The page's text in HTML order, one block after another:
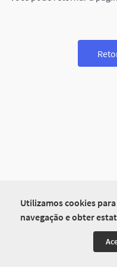
Utilizamos cookies
navegação e obter